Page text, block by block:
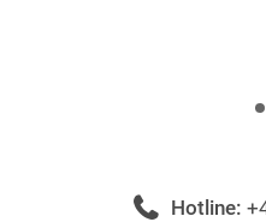
Hotline: